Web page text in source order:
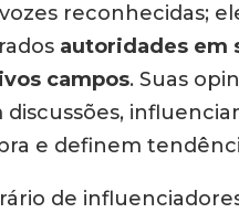
reconhecidas;
autoridades em
campos. Suas
discussões,
e definem
de